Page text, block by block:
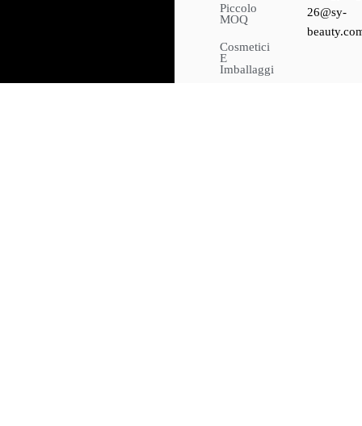
Piccolo
MOQ
Cosmetici
E
Imballaggi
26@sy-